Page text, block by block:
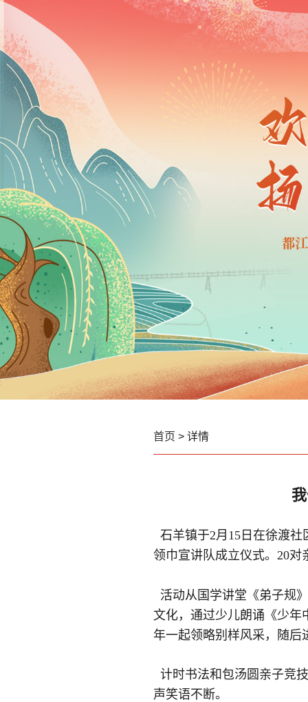
首页 > 详情
石羊镇于2月15日在徐渡社
领巾宣讲队成立仪式。 20对
活动从国学讲堂《弟子规
文化，通过少儿朗诵《少年
年一起领略别样风采，随后
计时书法和包汤圆亲子竞
声笑语不断。